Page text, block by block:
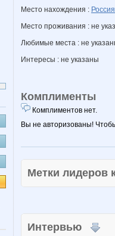
Место нахождения : Россия
Место проживания : не
Любимые места : не
Интересы : не указаны
Комплименты
Комплиментов нет.
Вы не авторизованы!
Метки
Интервью